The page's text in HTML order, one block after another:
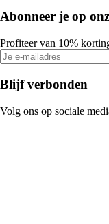
Abonneer je op
Profiteer van 10%
Blijf verbonden
Volg ons op sociale